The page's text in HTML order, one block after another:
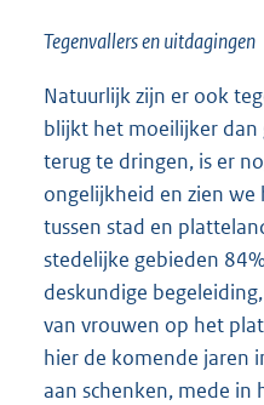
Tegenvallers en uitdagingen
Natuurlijk zijn er ook
blijkt het moeilijker
terug te dringen, is er
ongelijkheid en zien we
tussen stad en
stedelijke gebieden
deskundige
van vrouwen op het
hier de komende jaren
aan schenken, mede in